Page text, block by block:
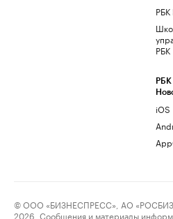
РБК
РБК
iOS
© ООО «БИЗНЕСПРЕСС», АО
2026. Сообщения и материалы